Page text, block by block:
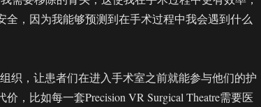
全，因为我能够预测到在手术过程中我会遇到什么
织，让患者们在进入手术室之前就能参与他们的护
，比如每一套Precision VR Surgical Theatre需要医